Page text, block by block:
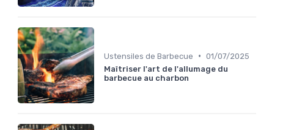
Ustensiles de Barbecue • 01/07/2025
Maîtriser l'art de l'allumage du
barbecue au charbon